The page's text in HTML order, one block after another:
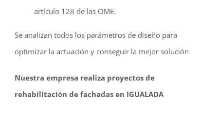
artículo 128 de las OME.
Se analizan todos los parámetros de diseño para
optimizar la actuación y conseguir la mejor solución
Nuestra empresa realiza proyectos de
rehabilitación de fachadas en IGUALADA